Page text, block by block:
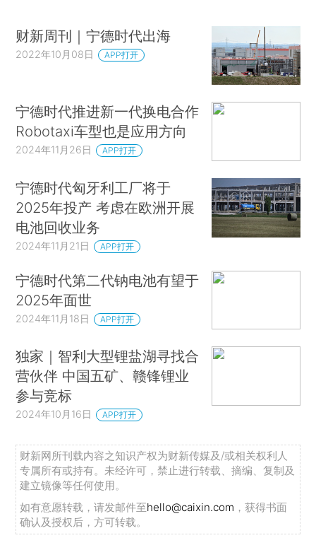
财新周刊｜宁德时代出海
2022年10月08日 APP打开
宁德时代推进新一代换电合作
Robotaxi车型也是应用方向
2024年11月26日 APP打开
宁德时代匈牙利工厂将于
2025年投产 考虑在欧洲开展
电池回收业务
2024年11月21日 APP打开
宁德时代第二代钠电池有望于
2025年面世
2024年11月18日 APP打开
独家｜智利大型锂盐湖寻找合
营伙伴 中国五矿、赣锋锂业
参与竞标
2024年10月16日 APP打开
财新网所刊载内容之知识产权为财新传媒及/或相关权利人
专属所有或持有。未经许可，禁止进行转载、摘编、复制及
建立镜像等任何使用。
如有意愿转载，请发邮件至hello@caixin.com ，获得书面
确认及授权后，方可转载。